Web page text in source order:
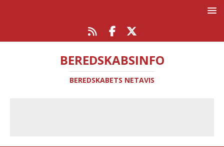
BEREDSKABSINFO
BEREDSKABETS NETAVIS